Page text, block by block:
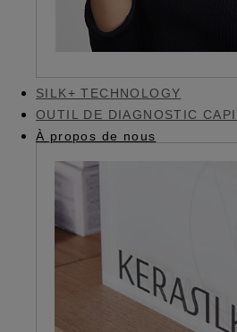
SILK+ TECHNOLOGY
OUTIL DE DIAGNOSTIC
À propos de nous